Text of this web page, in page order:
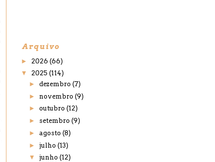
Arquivo
► 2026 (66)
▼ 2025 (114)
► dezembro (7)
► novembro (9)
► outubro (12)
► setembro (9)
► agosto (8)
► julho (13)
▼ junho (12)